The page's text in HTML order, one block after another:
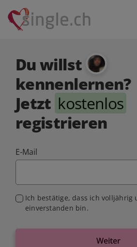
Du willst
kennenlernen?
Jetzt kostenlos
registrieren
E-Mail
Ich bestätige, dass ich volljährig
einverstanden bin.
Weiter